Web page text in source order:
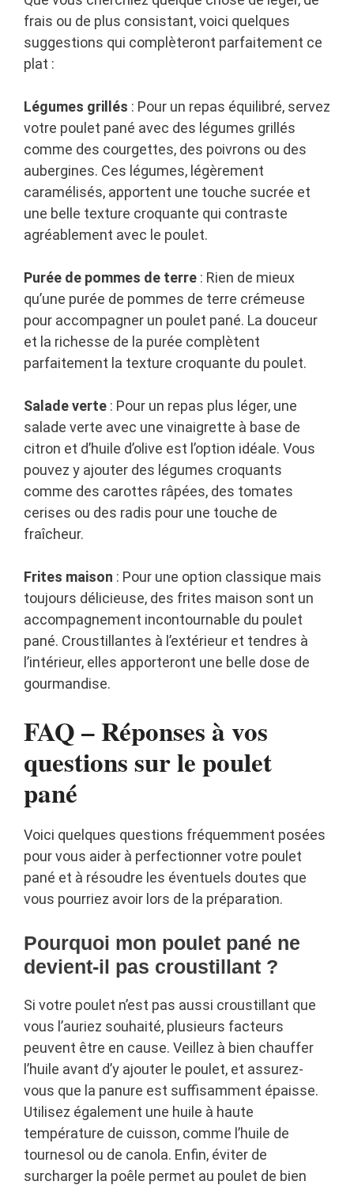
frais ou de plus consistant, voici quelques
suggestions qui complèteront parfaitement ce
plat :
Légumes grillés : Pour un repas équilibré, servez
votre poulet pané avec des légumes grillés
comme des courgettes, des poivrons ou des
aubergines. Ces légumes, légèrement
caramélisés, apportent une touche sucrée et
une belle texture croquante qui contraste
agréablement avec le poulet.
Purée de pommes de terre : Rien de mieux
qu’une purée de pommes de terre crémeuse
pour accompagner un poulet pané. La douceur
et la richesse de la purée complètent
parfaitement la texture croquante du poulet.
Salade verte : Pour un repas plus léger, une
salade verte avec une vinaigrette à base de
citron et d’huile d’olive est l’option idéale. Vous
pouvez y ajouter des légumes croquants
comme des carottes râpées, des tomates
cerises ou des radis pour une touche de
fraîcheur.
Frites maison : Pour une option classique mais
toujours délicieuse, des frites maison sont un
accompagnement incontournable du poulet
pané. Croustillantes à l’extérieur et tendres à
l’intérieur, elles apporteront une belle dose de
gourmandise.
FAQ – Réponses à vos
questions sur le poulet
pané
Voici quelques questions fréquemment posées
pour vous aider à perfectionner votre poulet
pané et à résoudre les éventuels doutes que
vous pourriez avoir lors de la préparation.
Pourquoi mon poulet pané ne
devient-il pas croustillant ?
Si votre poulet n’est pas aussi croustillant que
vous l’auriez souhaité, plusieurs facteurs
peuvent être en cause. Veillez à bien chauffer
l’huile avant d’y ajouter le poulet, et assurez-
vous que la panure est suffisamment épaisse.
Utilisez également une huile à haute
température de cuisson, comme l’huile de
tournesol ou de canola. Enfin, éviter de
surcharger la poêle permet au poulet de bien